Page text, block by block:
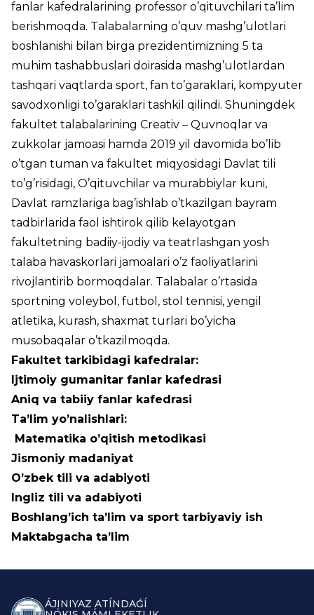
fanlar kafedralarining professor o’qituvchilari ta’lim
berishmoqda. Talabalarning o’quv mashg’ulotlari
boshlanishi bilan birga prezidentimizning 5 ta
muhim tashabbuslari doirasida mashg’ulotlardan
tashqari vaqtlarda sport, fan to’garaklari, kompyuter
savodxonligi to’garaklari tashkil qilindi. Shuningdek
fakultet talabalarining Creativ – Quvnoqlar va
zukkolar jamoasi hamda 2019 yil davomida bo’lib
o’tgan tuman va fakultet miqyosidagi Davlat tili
to’g’risidagi, O’qituvchilar va murabbiylar kuni,
Davlat ramzlariga bag’ishlab o’tkazilgan bayram
tadbirlarida faol ishtirok qilib kelayotgan
fakultetning badiiy-ijodiy va teatrlashgan yosh
talaba havaskorlari jamoalari o’z faoliyatlarini
rivojlantirib bormoqdalar. Talabalar o’rtasida
sportning voleybol, futbol, stol tennisi, yengil
atletika, kurash, shaxmat turlari bo’yicha
musobaqalar o’tkazilmoqda.
Fakultet tarkibidagi kafedralar:
Ijtimoiy gumanitar fanlar kafedrasi
Aniq va tabiiy fanlar kafedrasi
Ta’lim yo’nalishlari:
Matematika o’qitish metodikasi
Jismoniy madaniyat
O’zbek tili va adabiyoti
Ingliz tili va adabiyoti
Boshlang’ich ta’lim va sport tarbiyaviy ish
Maktabgacha ta’lim
ÁJINIYAZ ATÍNDAǴÍ